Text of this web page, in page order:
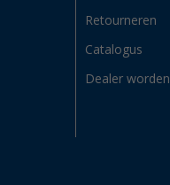
Retourneren
Catalogus
Dealer worden